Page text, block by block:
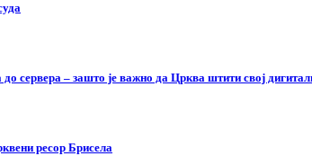
сервера – зашто је важно да Црква штити свој
ресор Брисела